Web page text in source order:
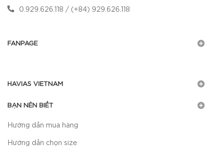
0.929.626.118 / (+84) 929.626.118
FANPAGE
HAVIAS VIETNAM
BẠN NÊN BIẾT
Hướng dẫn mua hàng
Hướng dẫn chọn size